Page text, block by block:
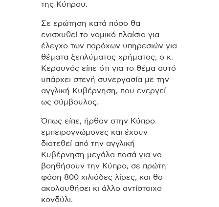
της Κύπρου.
Σε ερώτηση κατά πόσο θα
ενισχυθεί το νομικό πλαίσιο για
έλεγχο των παρόχων υπηρεσιών για
θέματα ξεπλύματος χρήματος, ο κ.
Κεραυνός είπε ότι για το θέμα αυτό
υπάρχει στενή συνεργασία με την
αγγλική Κυβέρνηση, που ενεργεί
ως σύμβουλος.
Όπως είπε, ήρθαν στην Κύπρο
εμπειρογνώμονες και έχουν
διατεθεί από την αγγλική
Κυβέρνηση μεγάλα ποσά για να
βοηθήσουν την Κύπρο, σε πρώτη
φάση 800 χιλιάδες λίρες, και θα
ακολουθήσει κι άλλο αντίστοιχο
κονδύλι.